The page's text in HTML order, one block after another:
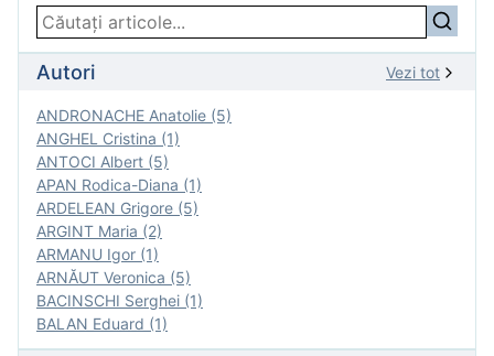
Autori Vezi tot
ANDRONACHE Anatolie (5)
ANGHEL Cristina (1)
ANTOCI Albert (5)
APAN Rodica-Diana (1)
ARDELEAN Grigore (5)
ARGINT Maria (2)
ARMANU Igor (1)
ARNĂUT Veronica (5)
BACINSCHI Serghei (1)
BALAN Eduard (1)